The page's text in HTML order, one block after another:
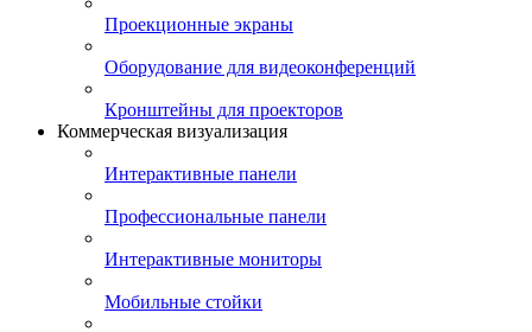
Проекционные экраны
Оборудование для видеоконференций
Кронштейны для проекторов
Коммерческая визуализация
Интерактивные панели
Профессиональные панели
Интерактивные мониторы
Мобильные стойки